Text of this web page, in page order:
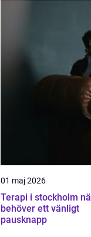
01 maj 2026
Terapi i stockholm när livet
behöver ett vänligt
pausknapp